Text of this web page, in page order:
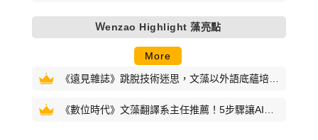
Ｗenzao Highlight 藻亮點
More
《遠見雜誌》跳脫技術迷思，文藻以外語底蘊培育
《數位時代》文藻翻譯系主任推薦！5步驟讓AI當